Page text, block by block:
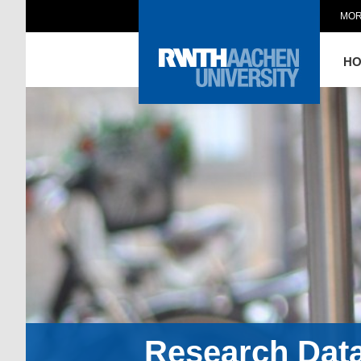
Research